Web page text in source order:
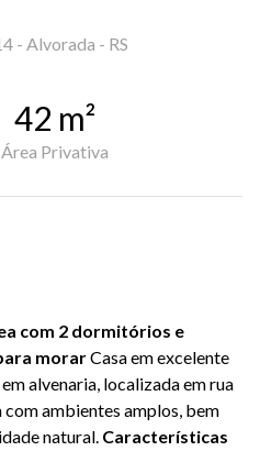
- Alvorada - RS
42 m²
Área Privativa
com 2 dormitórios e
morarCasa em excelente
alvenaria, localizada em rua
ambientes amplos, bem
natural. Características